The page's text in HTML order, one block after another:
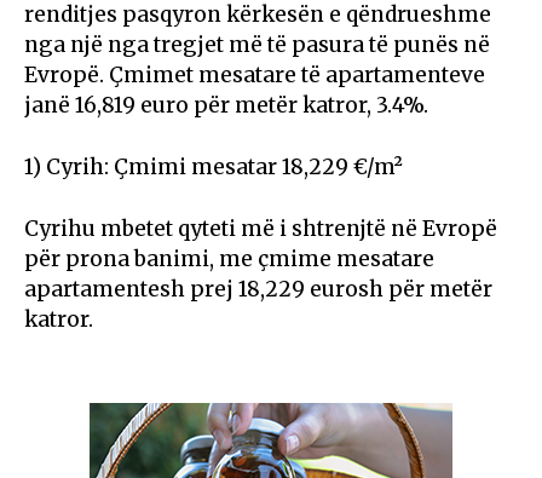
renditjes pasqyron kërkesën e qëndrueshme
nga një nga tregjet më të pasura të punës në
Evropë. Çmimet mesatare të apartamenteve
janë 16,819 euro për metër katror, 3.4%.
1) Cyrih: Çmimi mesatar 18,229 €/m²
Cyrihu mbetet qyteti më i shtrenjtë në Evropë
për prona banimi, me çmime mesatare
apartamentesh prej 18,229 eurosh për metër
katror.